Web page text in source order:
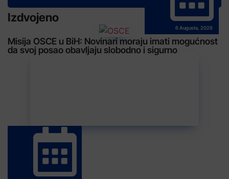
Izdvojeno
6 Augusta, 2026
Misija OSCE u BiH: Novinari moraju imati mogućnost
da svoj posao obavljaju slobodno i sigurno